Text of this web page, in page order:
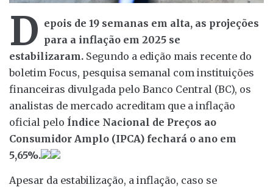
D epois de 19 semanas em alta, as projeções
para a inflação em 2025 se
estabilizaram. Segundo a edição mais recente do
boletim Focus, pesquisa semanal com instituições
financeiras divulgada pelo Banco Central (BC), os
analistas de mercado acreditam que a inflação
oficial pelo Índice Nacional de Preços ao
Consumidor Amplo (IPCA) fechará o ano em
5,65%.
Apesar da estabilização, a inflação, caso se